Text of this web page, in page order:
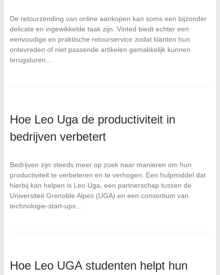
De retourzending van online aankopen kan soms een bijzonder
delicate en ingewikkelde taak zijn. Vinted biedt echter een
eenvoudige en praktische retourservice zodat klanten hun
ontevreden of niet passende artikelen gemakkelijk kunnen
terugsturen…
Hoe Leo Uga de productiviteit in
bedrijven verbetert
Bedrijven zijn steeds meer op zoek naar manieren om hun
productiviteit te verbeteren en te verhogen. Een hulpmiddel dat
hierbij kan helpen is Leo Uga, een partnerschap tussen de
Universiteit Grenoble Alpes (UGA) en een consortium van
technologie-start-ups…
Hoe Leo UGA studenten helpt hun